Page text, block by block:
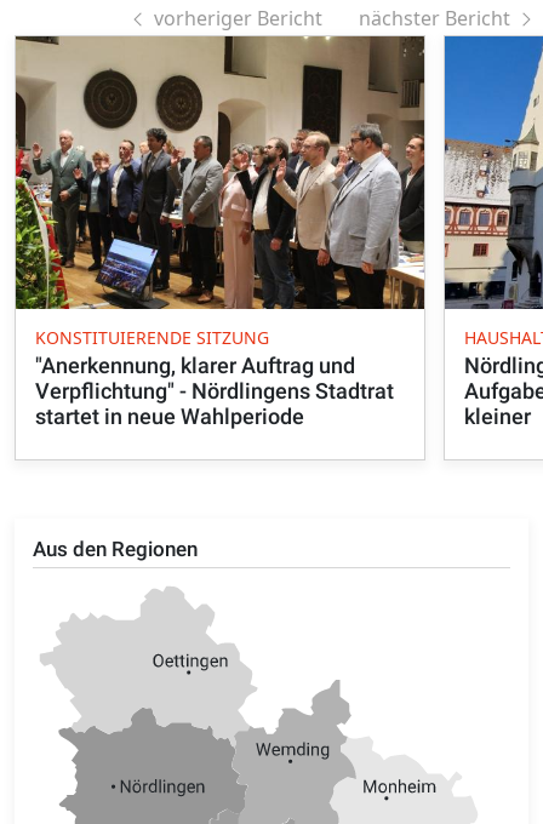
Aus den Regionen
vorheriger Bericht nächster Bericht
KONSTITUIERENDE SITZUNG
"Anerkennung, klarer Auftrag und
Verpflichtung" - Nördlingens Stadtrat
startet in neue Wahlperiode
kleiner